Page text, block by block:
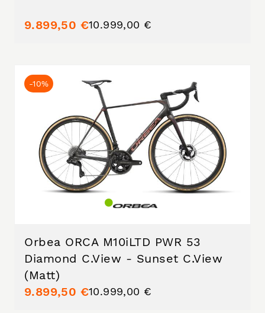
9.899,50 €10.999,00 €
-10%
Orbea ORCA M10iLTD PWR 53
Diamond C.View - Sunset C.View
(Matt)
9.899,50 €10.999,00 €